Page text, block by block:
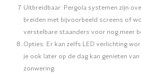
Uitbreidbaar: Pergola systemen zijn
breiden met bijvoorbeeld screens of
verstelbare staanders voor nog meer
Opties: Er kan zelfs LED verlichting
je ook later op de dag kan genieten
zonwering.